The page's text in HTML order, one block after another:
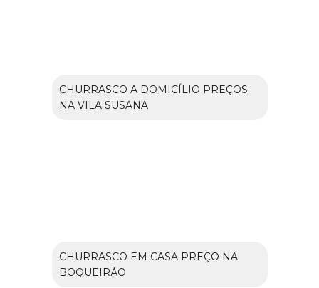
CHURRASCO A DOMICÍLIO PREÇOS
NA VILA SUSANA
CHURRASCO EM CASA PREÇO NA
BOQUEIRÃO